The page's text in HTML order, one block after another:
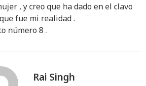
, y creo que ha dado en el clavo
fue mi realidad .
número 8 .
Rai Singh